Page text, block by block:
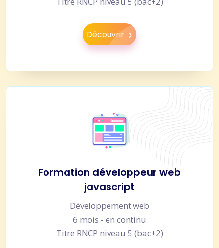
Découvrir
Formation développeur web
javascript
Développement web
6 mois - en continu
Titre RNCP niveau 5 (bac+2)